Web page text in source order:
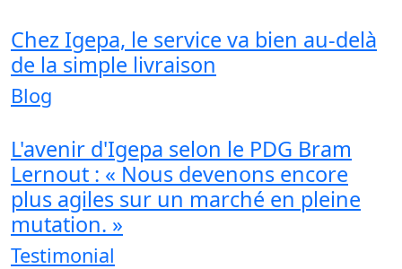
Chez Igepa, le service va bien au-delà
de la simple livraison
Blog
L'avenir d'Igepa selon le PDG Bram
Lernout : « Nous devenons encore
plus agiles sur un marché en pleine
mutation. »
Testimonial